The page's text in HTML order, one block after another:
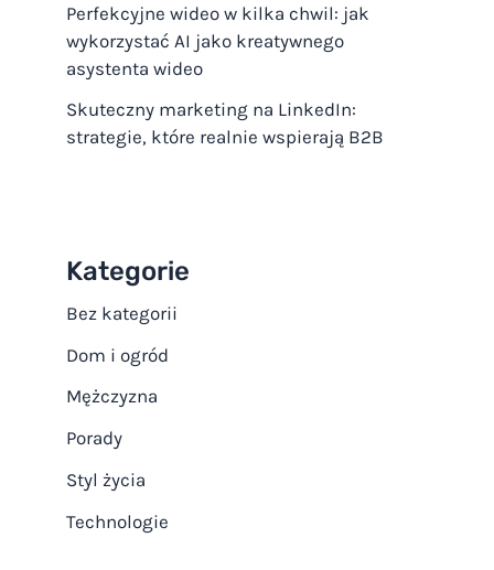
Perfekcyjne wideo w kilka chwil: jak
wykorzystać AI jako kreatywnego
asystenta wideo
Skuteczny marketing na LinkedIn:
strategie, które realnie wspierają B2B
Kategorie
Bez kategorii
Dom i ogród
Mężczyzna
Porady
Styl życia
Technologie